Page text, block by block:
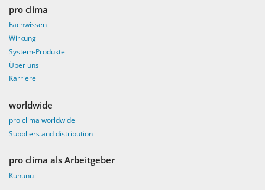
pro clima
Fachwissen
Wirkung
System-Produkte
Über uns
Karriere
worldwide
pro clima worldwide
Suppliers and distribution
pro clima als Arbeitgeber
Kununu